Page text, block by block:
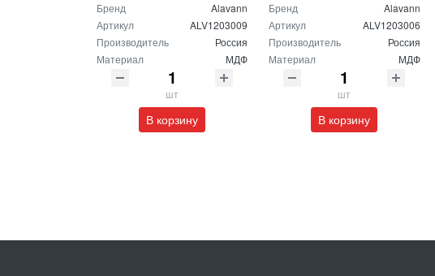
Бренд
Alavann
Артикул
ALV1203009
Производитель
Россия
Материал
МДФ
шт
В корзину
Бренд
Alavann
Артикул
ALV1203006
Производитель
Россия
Материал
МДФ
шт
В корзину